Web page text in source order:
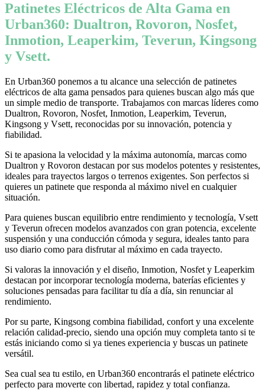
Patinetes Eléctricos de Alta Gama en
Urban360: Dualtron, Rovoron, Nosfet,
Inmotion, Leaperkim, Teverun, Kingsong
y Vsett.
En Urban360 ponemos a tu alcance una selección de patinetes
eléctricos de alta gama pensados para quienes buscan algo más que
un simple medio de transporte. Trabajamos con marcas líderes como
Dualtron, Rovoron, Nosfet, Inmotion, Leaperkim, Teverun,
Kingsong y Vsett, reconocidas por su innovación, potencia y
fiabilidad.
Si te apasiona la velocidad y la máxima autonomía, marcas como
Dualtron y Rovoron destacan por sus modelos potentes y resistentes,
ideales para trayectos largos o terrenos exigentes. Son perfectos si
quieres un patinete que responda al máximo nivel en cualquier
situación.
Para quienes buscan equilibrio entre rendimiento y tecnología, Vsett
y Teverun ofrecen modelos avanzados con gran potencia, excelente
suspensión y una conducción cómoda y segura, ideales tanto para
uso diario como para disfrutar al máximo en cada trayecto.
Si valoras la innovación y el diseño, Inmotion, Nosfet y Leaperkim
destacan por incorporar tecnología moderna, baterías eficientes y
soluciones pensadas para facilitar tu día a día, sin renunciar al
rendimiento.
Por su parte, Kingsong combina fiabilidad, confort y una excelente
relación calidad-precio, siendo una opción muy completa tanto si te
estás iniciando como si ya tienes experiencia y buscas un patinete
versátil.
Sea cual sea tu estilo, en Urban360 encontrarás el patinete eléctrico
perfecto para moverte con libertad, rapidez y total confianza.